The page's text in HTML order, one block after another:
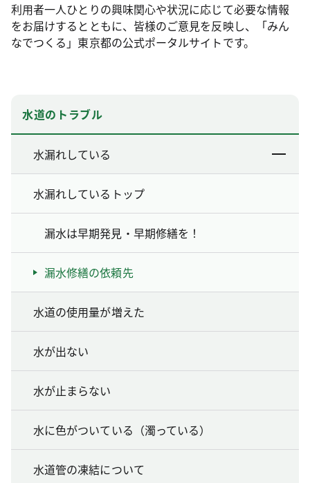
利用者一人ひとりの興味関心や状況に応じて必要な情報
をお届けするとともに、皆様のご意見を反映し、「みん
なでつくる」東京都の公式ポータルサイトです。
水道のトラブル
水漏れしている
水漏れしているトップ
漏水は早期発見・早期修繕を！
漏水修繕の依頼先
水道の使用量が増えた
水が出ない
水が止まらない
水に色がついている（濁っている）
水道管の凍結について